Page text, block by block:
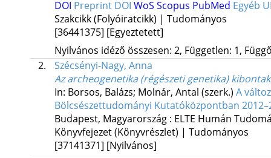
DOI Preprint DOI WoS Scopus PubMed Egyéb
Szakcikk (Folyóiratcikk) | Tudományos
[36441375] [Egyeztetett]
Nyilvános idéző összesen: 2, Független: 1,
2.
Szécsényi-Nagy, Anna
Az archeogenetika (régészeti genetika)
In: Borsos, Balázs; Molnár, Antal (szerk.) A
Bölcsészettudományi Kutatóközpontban
Budapest, Magyarország : ELTE Humán
Könyvfejezet (Könyvrészlet) | Tudományos
[37141371] [Nyilvános]